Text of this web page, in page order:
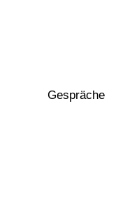
Gespräche